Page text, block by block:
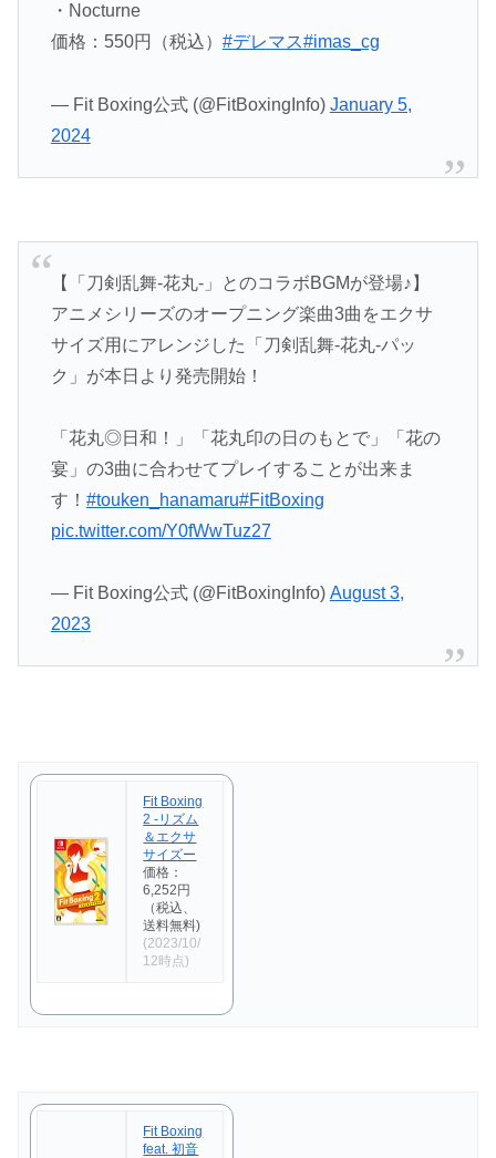
・Nocturne
価格：550円（税込） #デレマス#imas_cg
— Fit Boxing公式 (@FitBoxingInfo) January 5,
2024
【「刀剣乱舞-花丸-」とのコラボBGMが登場♪】
アニメシリーズのオープニング楽曲3曲をエクサ
サイズ用にアレンジした「刀剣乱舞-花丸-パッ
ク」が本日より発売開始！
「花丸◎日和！」「花丸印の日のもとで」「花の
宴」の3曲に合わせてプレイすることが出来ま
す！ #touken_hanamaru#FitBoxing
pic.twitter.com/Y0fWwTuz27
— Fit Boxing公式 (@FitBoxingInfo) August 3,
2023
Fit Boxing
2 -リズム
＆エクサ
サイズー
価格：
6,252円
（税込、
送料無料)
(2023/10/
12時点)
Fit Boxing
feat. 初音